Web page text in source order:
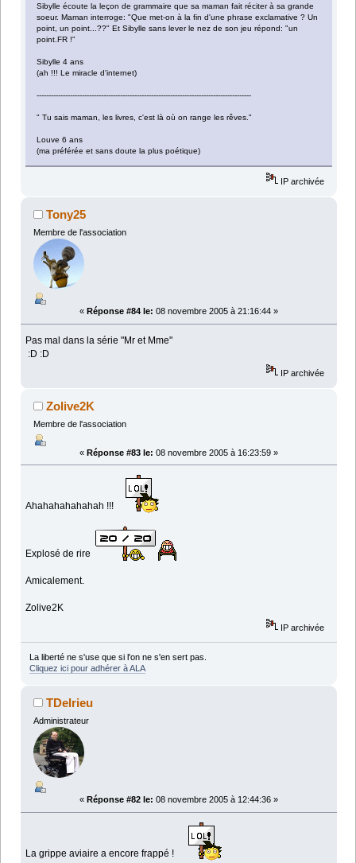
Sibylle écoute la leçon de grammaire que sa maman fait réciter à sa grande
soeur. Maman interroge: "Que met-on à la fin d'une phrase exclamative ? Un
point, un point...??" Et Sibylle sans lever le nez de son jeu répond: "un
point.FR !"
Sibylle 4 ans
(ah !!! Le miracle d'internet)
------------------------------------------------------------------------------------------
" Tu sais maman, les livres, c'est là où on range les rêves."
Louve 6 ans
(ma préférée et sans doute la plus poétique)
IP archivée
Tony25
Membre de l'association
« Réponse #84 le: 08 novembre 2005 à 21:16:44 »
Pas mal dans la série "Mr et Mme"
:D :D
IP archivée
Zolive2K
Membre de l'association
« Réponse #83 le: 08 novembre 2005 à 16:23:59 »
Ahahahahahahah !!!
Explosé de rire
Amicalement.
Zolive2K
IP archivée
La liberté ne s'use que si l'on ne s'en sert pas.
Cliquez ici pour adhérer à ALA
TDelrieu
Administrateur
« Réponse #82 le: 08 novembre 2005 à 12:44:36 »
La grippe aviaire a encore frappé !